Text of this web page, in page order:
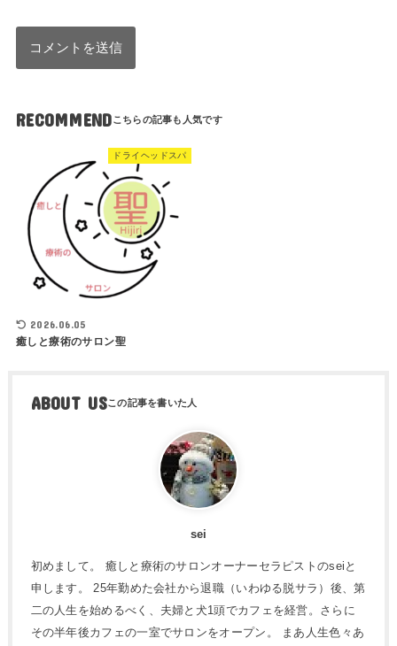
RECOMMEND
ドライヘッドスパ
2026.06.05
癒しと療術のサロン聖
ABOUT US
sei
初めまして。 癒しと療術のサロンオーナーセラピストのseiと
申します。 25年勤めた会社から退職（いわゆる脱サラ）後、第
二の人生を始めるべく、夫婦と犬1頭でカフェを経営。さらに
その半年後カフェの一室でサロンをオープン。 まあ人生色々あ